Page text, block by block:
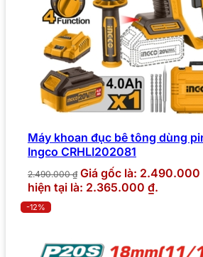
Máy khoan đục bê tông dùng
Ingco CRHLI202081
2.490.000₫ Giá gốc là: 2.490.000
hiện tại là: 2.365.000 ₫.
-12%